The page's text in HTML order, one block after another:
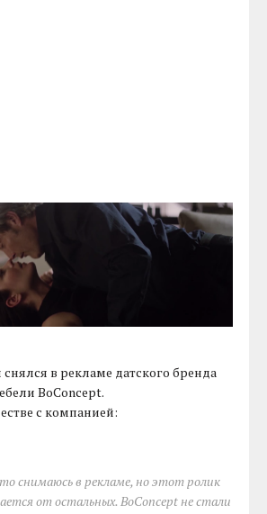
в рекламе датского бренда
BoConcept.
с компанией:
снимаюсь в рекламе, но этот ролик
от остальных. BoConcept не стали